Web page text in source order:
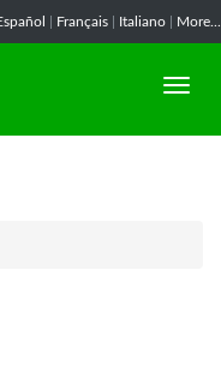
Français Italiano More...